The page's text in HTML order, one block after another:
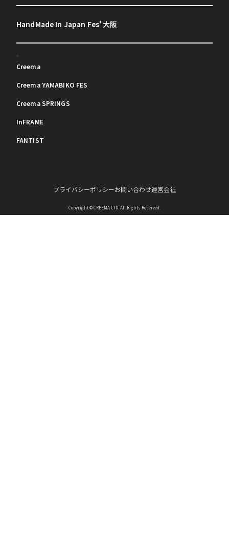
HandMade In Japan Fes' 大阪
Creema
Creema YAMABIKO FES
Creema SPRINGS
InFRAME
FANTIST
プライバシーポリシーお問い合わせ運営会社
Copyright © CREEMA LTD. All Rights Reserved.